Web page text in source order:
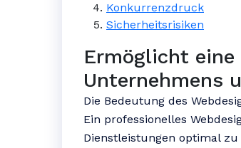
Konkurrenzdruck
Sicherheitsrisiken
Ermöglicht
Unternehmens
Die Bedeutung des
Ein professionelles
Dienstleistungen optimal